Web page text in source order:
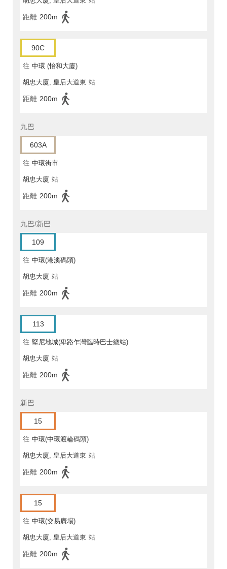
距離 200m
90C
往 中環 (怡和大廈)
胡忠大廈, 皇后大道東 站
距離 200m
九巴
603A
往 中環街市
胡忠大廈 站
距離 200m
九巴/新巴
109
往 中環(港澳碼頭)
胡忠大廈 站
距離 200m
113
往 堅尼地城(卑路乍灣臨時巴士總站)
胡忠大廈 站
距離 200m
新巴
15
往 中環(中環渡輪碼頭)
胡忠大廈, 皇后大道東 站
距離 200m
15
往 中環(交易廣場)
胡忠大廈, 皇后大道東 站
距離 200m